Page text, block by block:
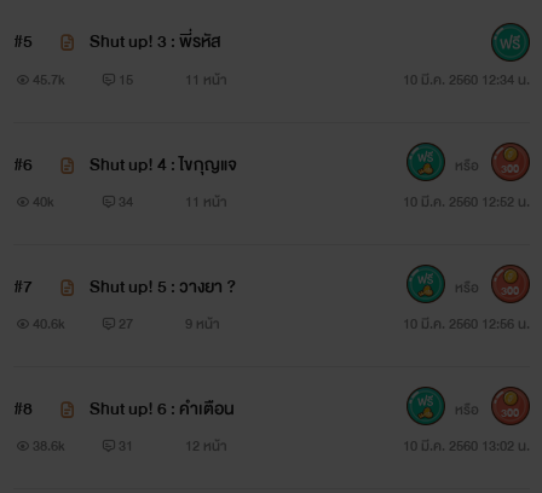
เม้นให้กำลังใจไรท์ได้นะ สนับสนุน ติชมได้เต็มที่นะ ไรท์จะนำไป
ฝากนิยายเรื่องนี้ไว้ในอ้อมอกอ้อมใจ รีดเดอร์ทุกคนด้วยนะจ้า
#5 Shut up! 3 : พี่รหัส
45.7k 15 11 หน้า 10 มี.ค. 2560 12:34 น.
#6 Shut up! 4 : ไขกุญแจ
40k 34 11 หน้า 10 มี.ค. 2560 12:52 น.
หรือ 300
#7 Shut up! 5 : วางยา ?
40.6k 27 9 หน้า 10 มี.ค. 2560 12:56 น.
หรือ 300
#8 Shut up! 6 : คำเตือน
38.6k 31 12 หน้า 10 มี.ค. 2560 13:02 น.
หรือ 300